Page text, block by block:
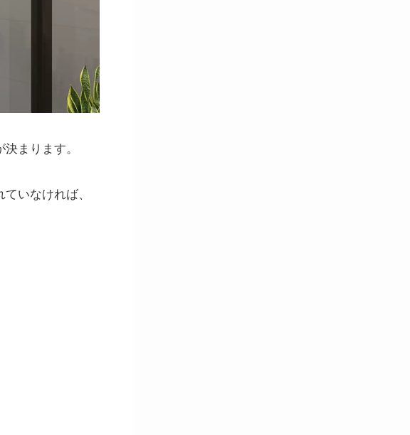
まります。
いなければ、